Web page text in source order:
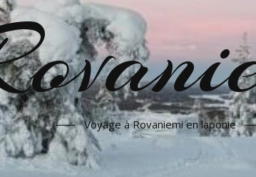
Voyage à Rovaniemi en laponie